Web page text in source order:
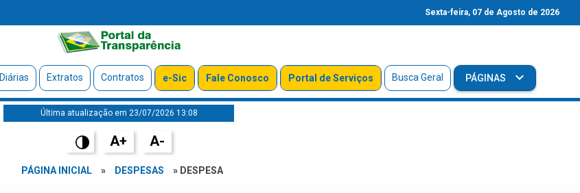
Sexta-feira, 07 de Agosto de 2026
Diárias Extratos Contratos e-Sic Fale Conosco Portal de Serviços Busca Geral PÁGINAS
Última atualização em 23/07/2026 13:08
A+ A-
PÁGINA INICIAL » DESPESAS » DESPESA